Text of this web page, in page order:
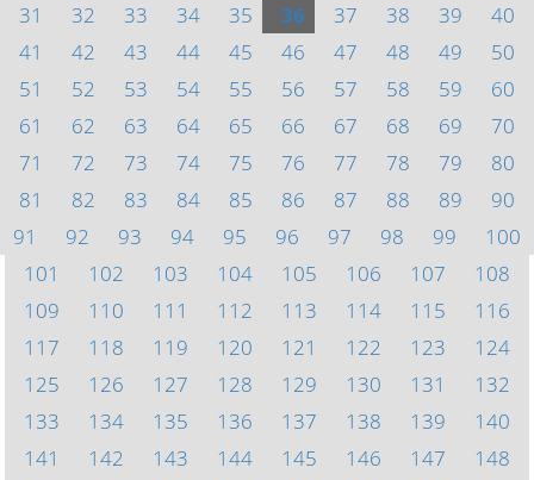
31
32 33 34 35 36 37 38 39
40
41
42 43 44 45 46 47 48 49
50
51
52 53 54 55 56 57 58 59
60
61
62 63 64 65 66 67 68 69
70
71
72 73 74 75 76 77 78 79
80
81
82 83 84 85 86 87 88 89
90
91
92 93 94 95 96 97 98 99
100
101
102 103 104 105 106 107
108
109
110 111 112 113 114 115
116
117
118 119 120 121 122 123
124
125
126 127 128 129 130 131
132
133
134 135 136 137 138 139
140
141
142 143 144 145 146 147
148